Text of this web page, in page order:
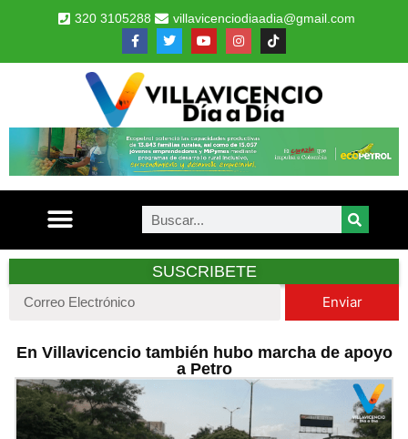
320 3105288 villavicenciodiaadia@gmail.com
SUSCRIBETE
Enviar
En Villavicencio también hubo marcha de apoyo
a Petro